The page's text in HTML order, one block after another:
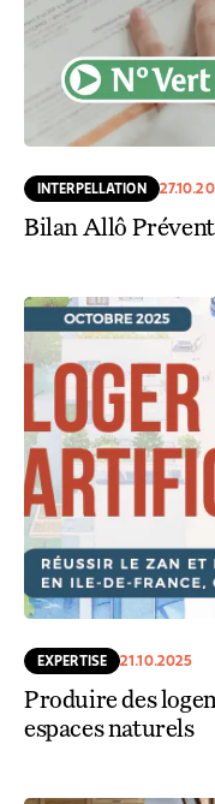
INTERPELLATION
Bilan Allô
EXPERTISE 21.10.2025
Produire des
espaces naturels